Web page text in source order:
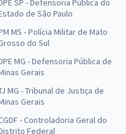
SP - Defensoria Pública do
de São Paulo
MS - Polícia Militar de Mato
do Sul
MG - Defensoria Pública de
Gerais
MG - Tribunal de Justiça de
Gerais
- Controladoria Geral do
Federal